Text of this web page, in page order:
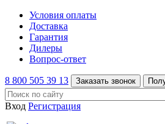
Условия оплаты
Доставка
Гарантия
Дилеры
Вопрос-ответ
8 800 505 39 13 Заказать звонок
Вход Регистрация